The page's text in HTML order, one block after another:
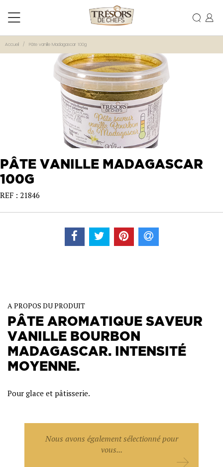
Accueil Pâte vanille Madagascar 100g
PÂTE VANILLE MADAGASCAR
100G
REF : 21846
A PROPOS DU PRODUIT
PÂTE AROMATIQUE SAVEUR
VANILLE BOURBON
MADAGASCAR. INTENSITÉ
MOYENNE.
Pour glace et pâtisserie.
Nous avons également sélectionné pour
vous...